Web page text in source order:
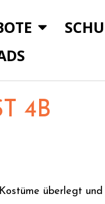
4B
überlegt